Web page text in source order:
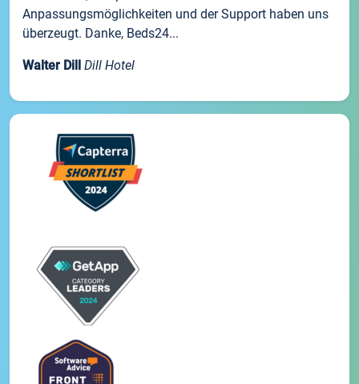
Anpassungsmöglichkeiten und der Support haben uns
überzeugt. Danke, Beds24...
Walter Dill Dill Hotel